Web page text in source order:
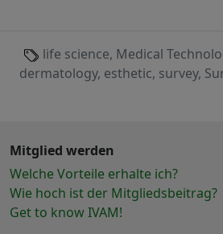
life science, Medical
dermatology, esthetic, survey,
Mitglied werden
Welche Vorteile erhalte ich?
Wie hoch ist der Mitgliedsbeitrag?
Get to know IVAM!